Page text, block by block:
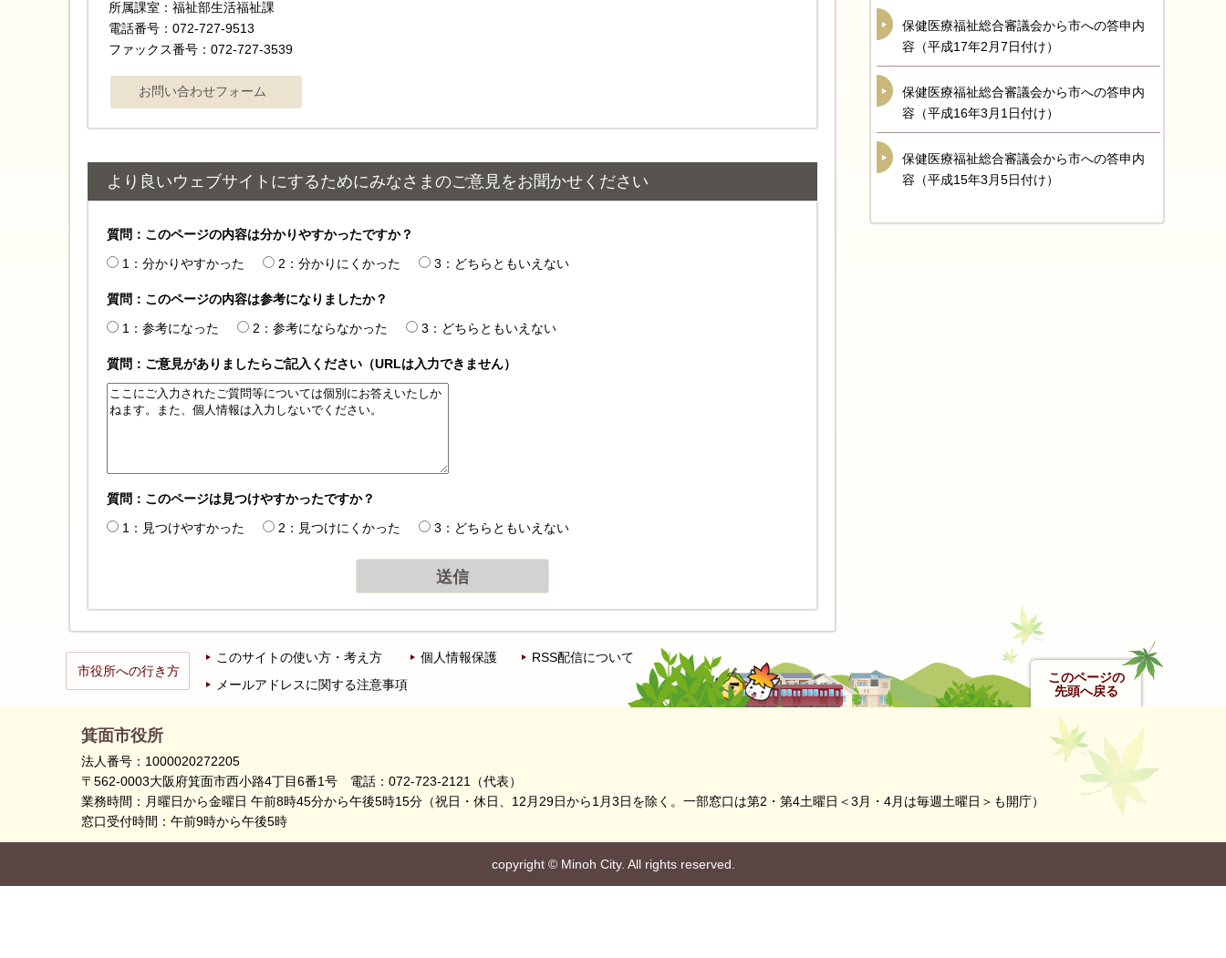
所属課室：福祉部生活福祉課
電話番号：072-727-9513
ファックス番号：072-727-3539
より良いウェブサイトにするためにみなさまのご意見をお聞かせください
質問：このページの内容は分かりやすかったですか？
1：分かりやすかった
2：分かりにくかった 3：どちらともいえない
質問：このページの内容は参考になりましたか？
1：参考になった
2：参考にならなかった 3：どちらともいえない
質問：ご意見がありましたらご記入ください（URLは入力できません）
質問：このページは見つけやすかったですか？
1：見つけやすかった
2：見つけにくかった 3：どちらともいえない
保健医療福祉総合審議会から市への答申内
容（平成17年2月7日付け）
保健医療福祉総合審議会から市への答申内
容（平成16年3月1日付け）
保健医療福祉総合審議会から市への答申内
容（平成15年3月5日付け）
このページの
先頭へ戻る
市役所への行き方
このサイトの使い方・考え方 個人情報保護
RSS配信について
メールアドレスに関する注意事項
箕面市役所
法人番号：1000020272205
〒562-0003大阪府箕面市西小路4丁目6番1号 電話：072-723-2121（代表）
業務時間：月曜日から金曜日 午前8時45分から午後5時15分 （祝日・休日、12月29日から1月3日を除く。 一部窓口は第2・第4土曜日＜3月・4月は毎週土曜日＞も開庁）
窓口受付時間：午前9時から午後5時
copyright ©Minoh City. All rights reserved.